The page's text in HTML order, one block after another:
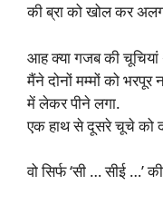
की ब्रा को खोल कर
आह क्या गजब की चूचियां
मैंने दोनों मम्मों को
में लेकर पीने लगा.
एक हाथ से दूसरे चूचे को
वो सिर्फ ‘सी … सीई …’